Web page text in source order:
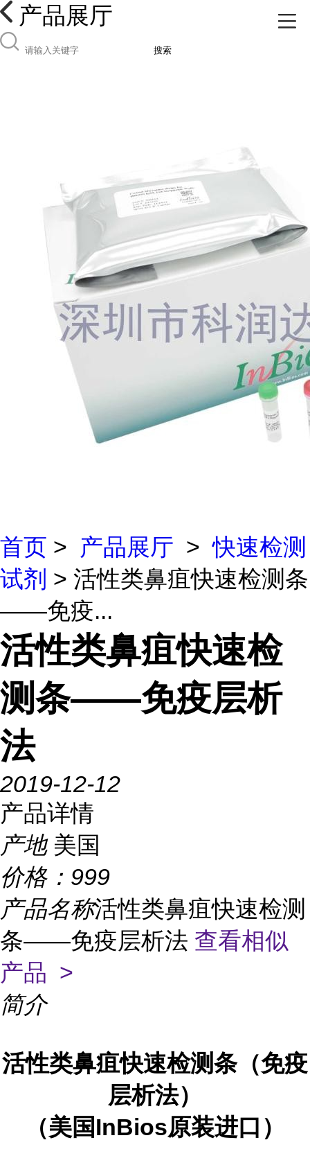
产品展厅
搜索
首页 > 产品展厅 > 快速检测
试剂 > 活性类鼻疽快速检测条
——免疫...
活性类鼻疽快速检
测条——免疫层析
法
2019-12-12
产品详情
产地 美国
价格： 999
产品名称活性类鼻疽快速检测
条——免疫层析法 查看相似
产品 >
简介
活性类鼻疽快速检测条（免疫
层析法）
（美国InBios原装进口）